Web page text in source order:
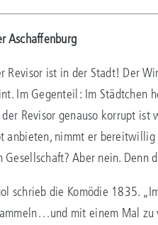
Aschaffenburg
Revisor ist in der Stadt! Der
Im Gegenteil: Im Städtchen
der Revisor genauso korrupt
anbieten, nimmt er bereitwillig
Gesellschaft? Aber nein.
schrieb die Komödie 1835.
mit einem Mal zu